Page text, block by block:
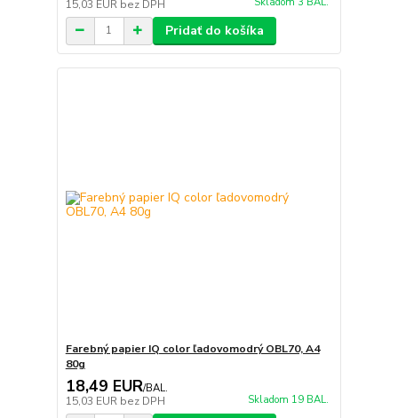
15,03 EUR bez DPH
Pridať do košíka
Farebný papier IQ color ľadovomodrý OBL70, A4
80g
18,49 EUR/BAL.
15,03 EUR bez DPH Skladom 19 BAL.